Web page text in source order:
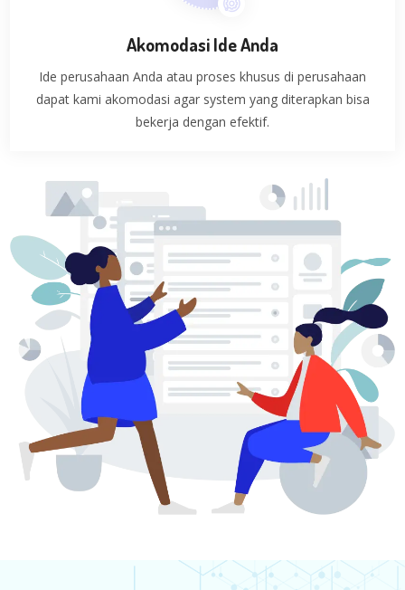
Akomodasi Ide Anda
Ide perusahaan Anda atau proses khusus di perusahaan
dapat kami akomodasi agar system yang diterapkan bisa
bekerja dengan efektif.